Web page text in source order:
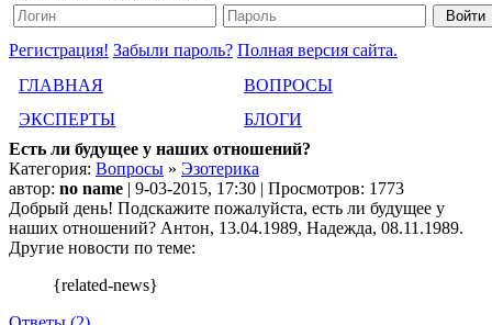
Регистрация! Забыли пароль? Полная версия сайта.
ГЛАВНАЯ
ВОПРОСЫ
ЭКСПЕРТЫ
БЛОГИ
Есть ли будущее у наших отношений?
Категория: Вопросы » Эзотерика
автор: no name | 9-03-2015, 17:30 | Просмотров: 1773
Добрый день! Подскажите пожалуйста, есть ли будущее у
наших отношений? Антон, 13.04.1989, Надежда, 08.11.1989.
Другие новости по теме:
{related-news}